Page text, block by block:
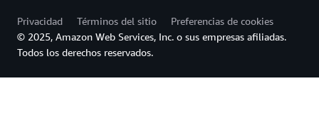
Privacidad Términos del sitio
Preferencias de cookies
© 2025, Amazon Web Services, Inc. o sus empresas afiliadas.
Todos los derechos reservados.